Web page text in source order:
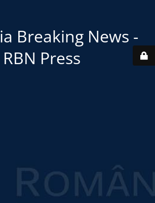
Breaking News -
RBN Press